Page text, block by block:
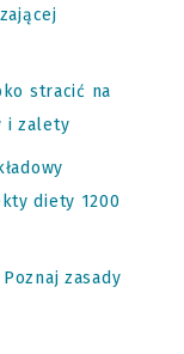
stracić na
i zalety
diety 1200
zasady